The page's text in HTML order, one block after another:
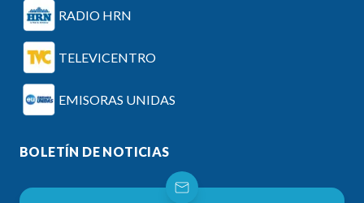
RADIO HRN
TELEVICENTRO
EMISORAS UNIDAS
BOLETÍN DE NOTICIAS